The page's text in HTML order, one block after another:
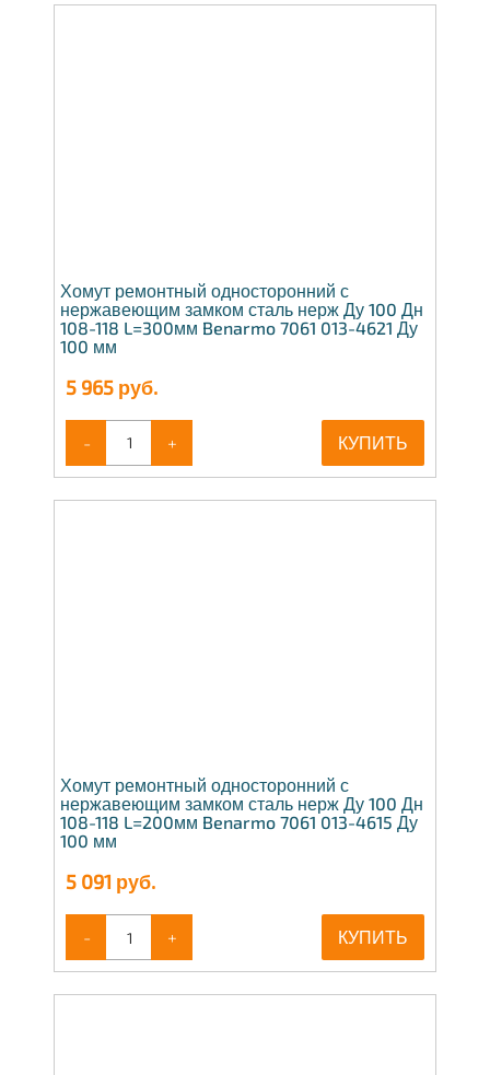
Хомут ремонтный односторонний с
нержавеющим замком сталь нерж Ду 100 Дн
108-118 L=300мм Benarmo 7061 013-4621 Ду
100 мм
5 965 руб.
- + КУПИТЬ
Хомут ремонтный односторонний с
нержавеющим замком сталь нерж Ду 100 Дн
108-118 L=200мм Benarmo 7061 013-4615 Ду
100 мм
5 091 руб.
- + КУПИТЬ